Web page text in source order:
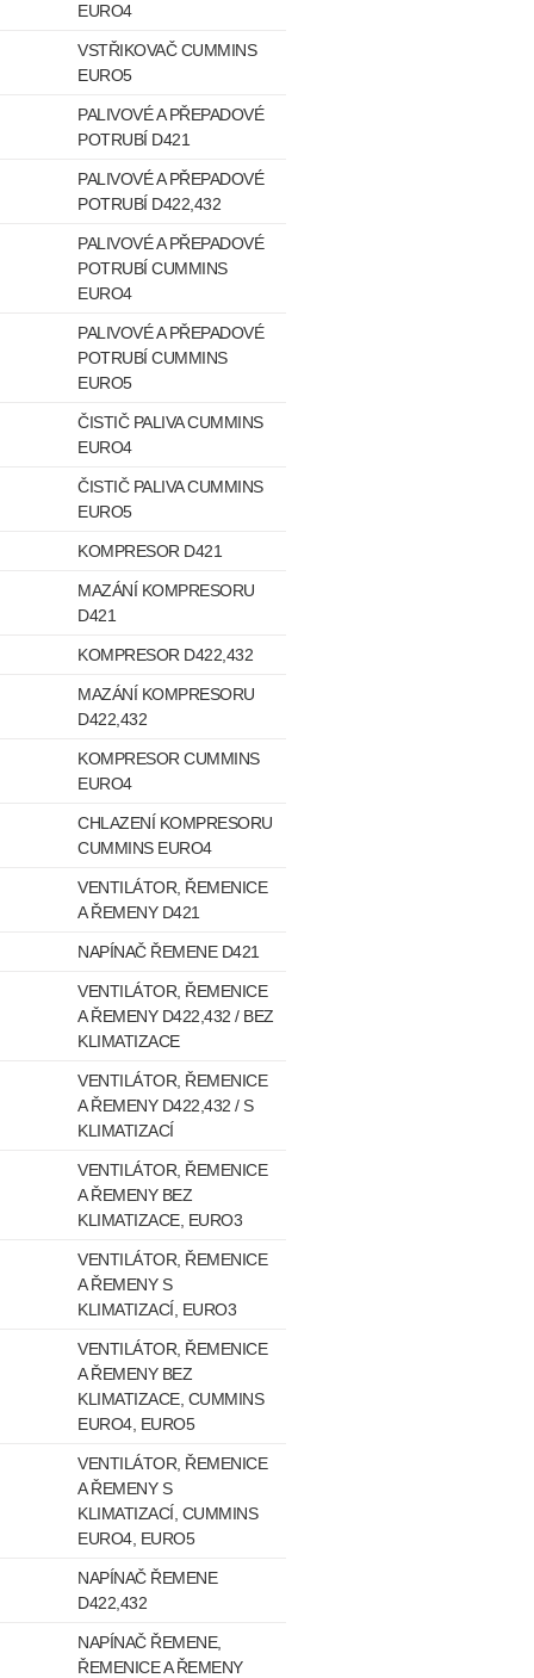
EURO4
VSTŘIKOVAČ CUMMINS
EURO5
PALIVOVÉ A PŘEPADOVÉ
POTRUBÍ D421
PALIVOVÉ A PŘEPADOVÉ
POTRUBÍ D422,432
PALIVOVÉ A PŘEPADOVÉ
POTRUBÍ CUMMINS
EURO4
PALIVOVÉ A PŘEPADOVÉ
POTRUBÍ CUMMINS
EURO5
ČISTIČ PALIVA CUMMINS
EURO4
ČISTIČ PALIVA CUMMINS
EURO5
KOMPRESOR D421
MAZÁNÍ KOMPRESORU
D421
KOMPRESOR D422,432
MAZÁNÍ KOMPRESORU
D422,432
KOMPRESOR CUMMINS
EURO4
CHLAZENÍ KOMPRESORU
CUMMINS EURO4
VENTILÁTOR, ŘEMENICE
A ŘEMENY D421
NAPÍNAČ ŘEMENE D421
VENTILÁTOR, ŘEMENICE
A ŘEMENY D422,432 / BEZ
KLIMATIZACE
VENTILÁTOR, ŘEMENICE
A ŘEMENY D422,432 / S
KLIMATIZACÍ
VENTILÁTOR, ŘEMENICE
A ŘEMENY BEZ
KLIMATIZACE, EURO3
VENTILÁTOR, ŘEMENICE
A ŘEMENY S
KLIMATIZACÍ, EURO3
VENTILÁTOR, ŘEMENICE
A ŘEMENY BEZ
KLIMATIZACE, CUMMINS
EURO4, EURO5
VENTILÁTOR, ŘEMENICE
A ŘEMENY S
KLIMATIZACÍ, CUMMINS
EURO4, EURO5
NAPÍNAČ ŘEMENE
D422,432
NAPÍNAČ ŘEMENE,
ŘEMENICE A ŘEMENY